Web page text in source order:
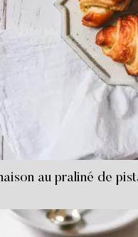
au praliné de